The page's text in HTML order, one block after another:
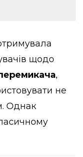
щодо
,
не
Однак